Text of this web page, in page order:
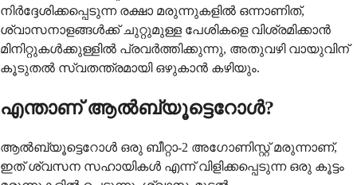
നിർദ്ദേശിക്കപ്പെടുന്ന രക്ഷാ മരുന്നുകളിൽ ഒന്നാണിത്,
ശ്വാസനാളങ്ങൾക്ക് ചുറ്റുമുള്ള പേശികളെ വിശ്രമിക്കാൻ
മിനിറ്റുകൾക്കുള്ളിൽ പ്രവർത്തിക്കുന്നു, അതുവഴി വായുവിന്
കൂടുതൽ സ്വതന്ത്രമായി ഒഴുകാൻ കഴിയും.
എന്താണ് ആൽബ്യൂട്ടെറോൾ?
ആൽബ്യൂട്ടെറോൾ ഒരു ബീറ്റാ-2 അഗോണിസ്റ്റ് മരുന്നാണ്,
ഇത് ശ്വസന സഹായികൾ എന്ന് വിളിക്കപ്പെടുന്ന ഒരു കൂട്ടം